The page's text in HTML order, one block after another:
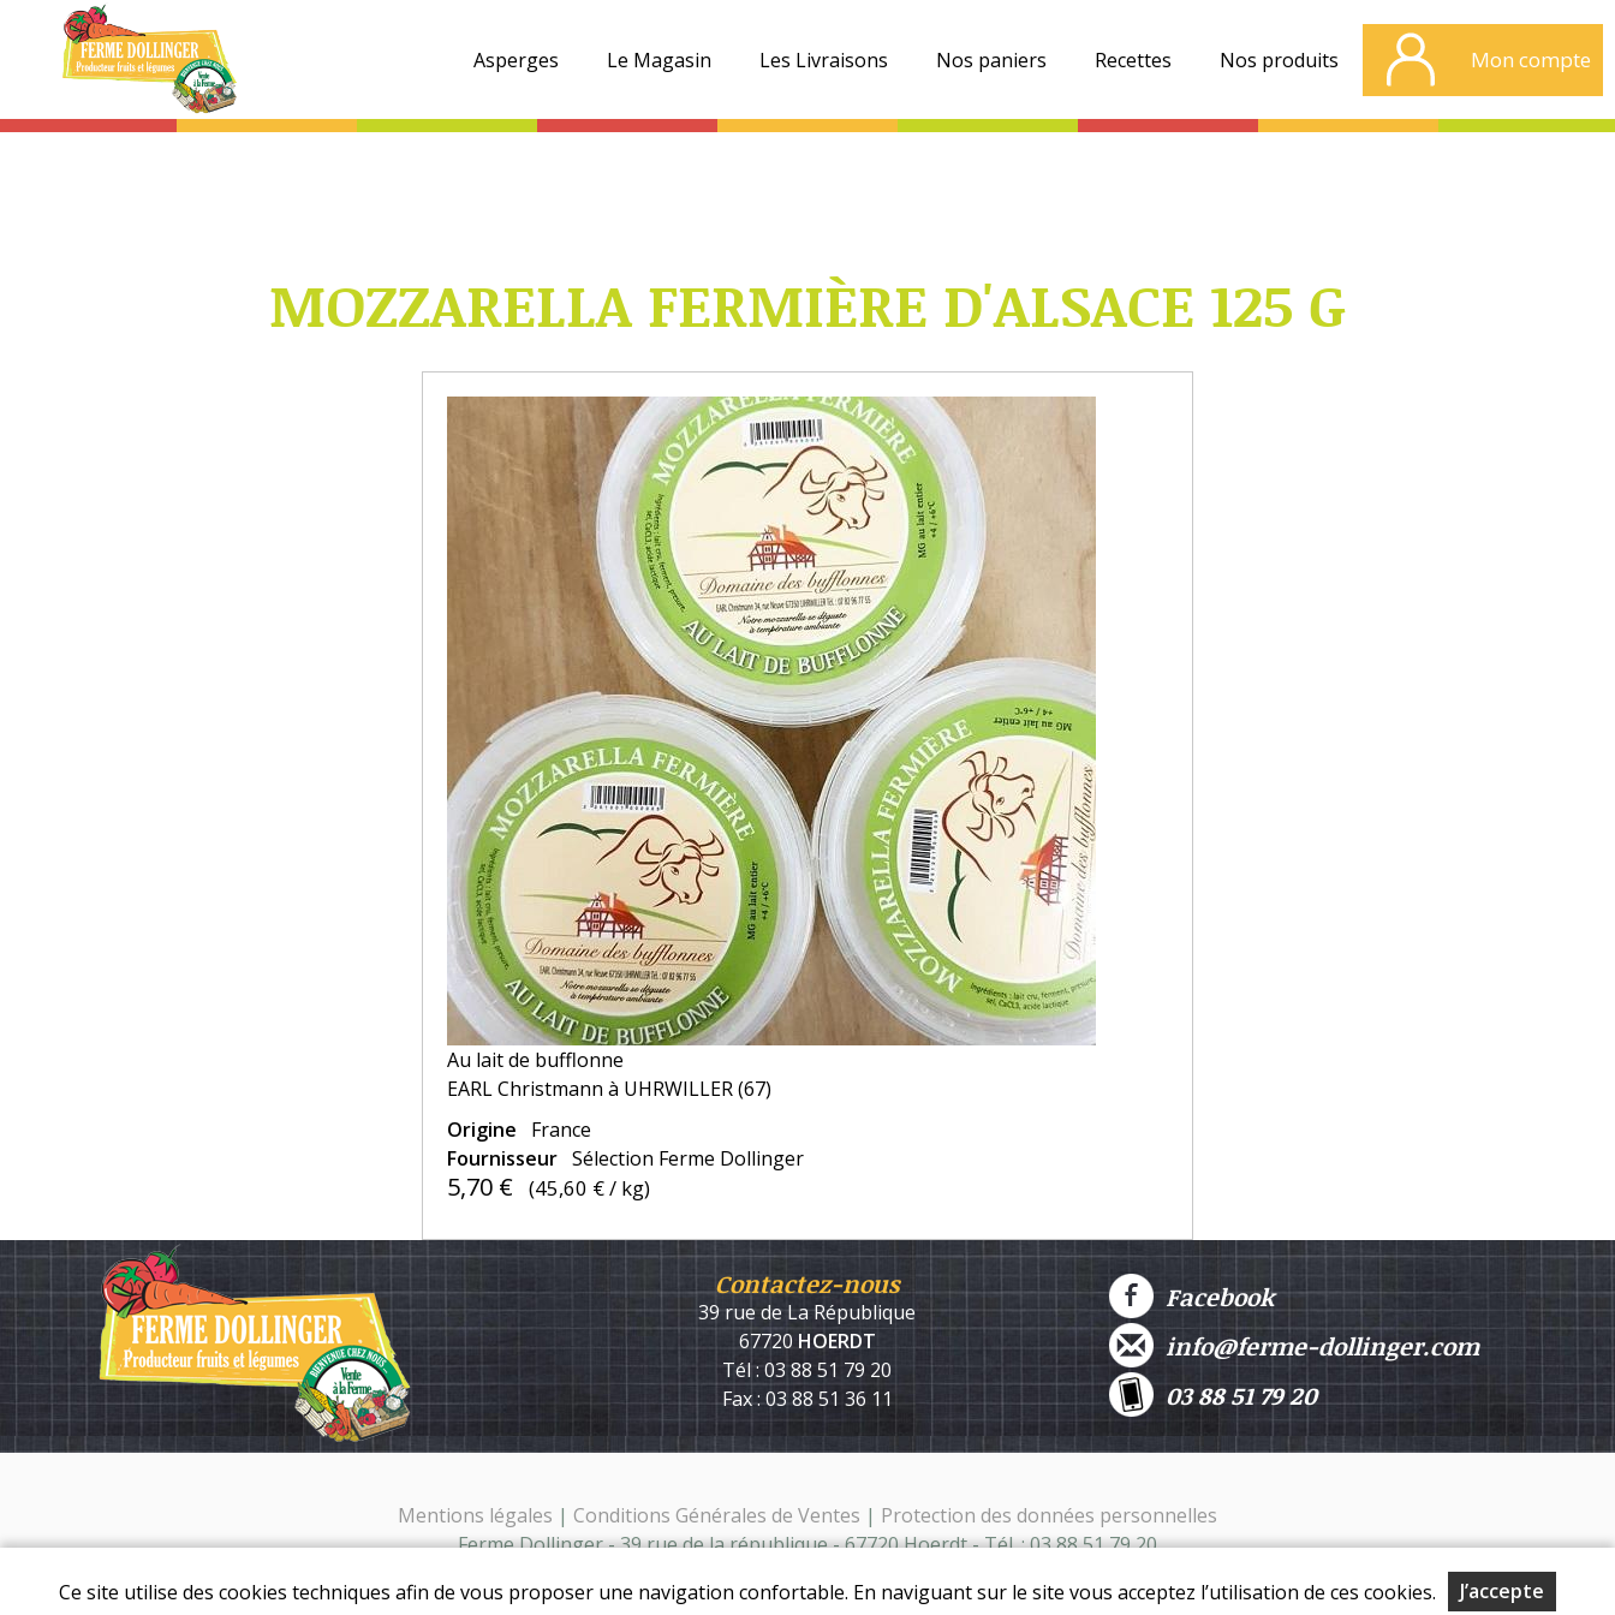
Asperges Le Magasin Les Livraisons Nos paniers Recettes Nos produits Mon compte
MOZZARELLA FERMIÈRE D'ALSACE 125 G
Au lait de bufflonne
EARL Christmann à UHRWILLER (67)
Origine
France
Fournisseur Sélection Ferme Dollinger
5,70 € (45,60 €/ kg)
Contactez-nous
39 rue de La République
67720 HOERDT
Tél : 03 88 51 79 20
Fax : 03 88 51 36 11
Facebook
info@ferme-dollinger.com
03 88 51 79 20
Mentions légales | Conditions Générales de Ventes | Protection des données personnelles
Ferme Dollinger - 39 rue de la république - 67720 Hoerdt - Tél. : 03 88 51 79 20
Ce site utilise des cookies techniques afin de vous proposer une navigation confortable. En naviguant sur le site vous acceptez l’utilisation de ces cookies. J’accepte